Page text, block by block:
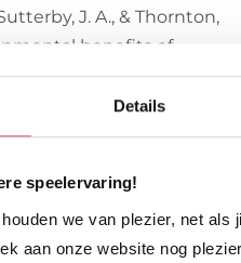
Details
speelervaring!
we van plezier, net als
aan onze website nog
J. A., & Thornton,
benefits of
81(1), 42.
(2013). The impact of
an activity as play rather
well‐being. Child:
39(5), 737-742.
Children’s use of
of the adult–a